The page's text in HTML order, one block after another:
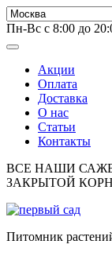
Пн-Вс с 8:00 до
Акции
Оплата
Доставка
О нас
Статьи
Контакты
ВСЕ НАШИ
ЗАКРЫТОЙ
Питомник